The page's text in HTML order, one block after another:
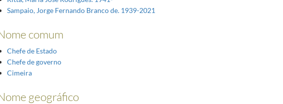
Sampaio, Jorge Fernando Branco de. 1939-2021
comum
Chefe de Estado
Chefe de governo
Cimeira
geográfico